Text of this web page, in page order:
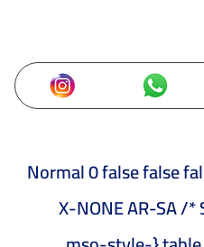
Normal 0 false false
X-NONE AR-SA/*